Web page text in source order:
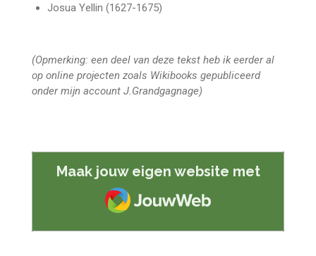
Josua Yellin (1627-1675)
(Opmerking: een deel van deze tekst heb ik eerder al
op online projecten zoals Wikibooks gepubliceerd
onder mijn account J.Grandgagnage)
Maak jouw eigen website met
JouwWeb